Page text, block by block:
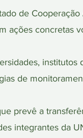
de
ações concretas
institutos
de
prevê a
integrantes da